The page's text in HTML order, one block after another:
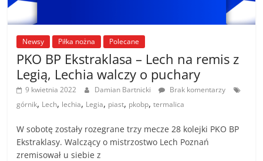
Newsy Piłka nożna Polecane
PKO BP Ekstraklasa – Lech na remis z
Legią, Lechia walczy o puchary
9 kwietnia 2022 Damian Bartnicki
Brak komentarzy
górnik, Lech, lechia, Legia, piast, pkobp,termalica
W sobotę zostały rozegrane trzy mecze 28 kolejki PKO BP
Ekstraklasy. Walczący o mistrzostwo Lech Poznań
zremisował u siebie z